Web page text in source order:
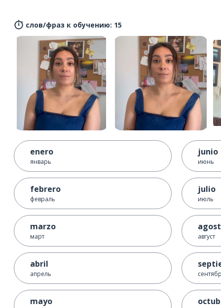
слов/фраз к обучению: 15
enero
январь
febrero
февраль
marzo
март
abril
апрель
mayo
junio
июнь
julio
июль
август